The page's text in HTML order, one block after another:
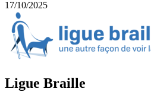
17/10/2025
Ligue Braille